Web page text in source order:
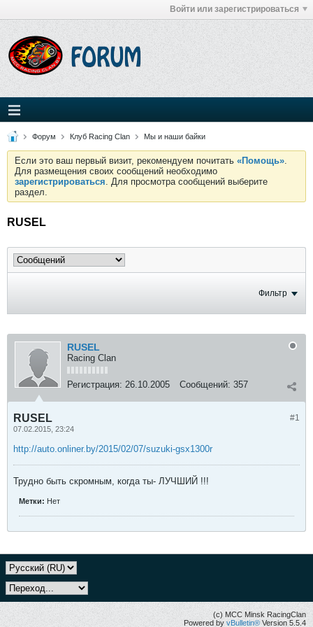
Войти или зарегистрироваться
Форум Клуб Racing Clan Мы и наши байки
Если это ваш первый визит, рекомендуем почитать «Помощь».
Для размещения своих сообщений необходимо
зарегистрироваться. Для просмотра сообщений выберите
раздел.
RUSEL
Фильтр
RUSEL
Racing Clan
Регистрация: 26.10.2005 Сообщений: 357
#1
RUSEL
07.02.2015, 23:24
http://auto.onliner.by/2015/02/07/suzuki-gsx1300r
Трудно быть скромным, когда ты- ЛУЧШИЙ !!!
Метки: Нет
(с) MCC Minsk RacingClan
Powered by vBulletin® Version 5.5.4